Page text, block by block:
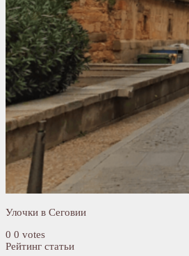
Улочки в Сеговии
0 0 votes
Рейтинг статьи